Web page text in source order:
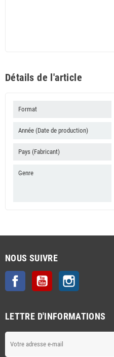
Détails de l'article
Format
Année (Date de production)
Pays (Fabricant)
Genre
NOUS SUIVRE
Facebook YouTube
LETTRE D'INFORMATIONS